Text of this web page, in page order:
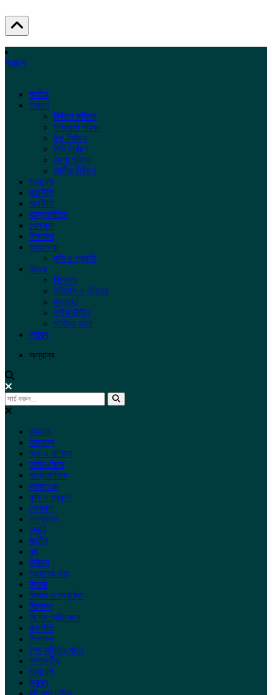
প্রচ্ছদ
জাতীয়
নির্বাচন
নির্বাচন কমিশন
উপজেলা পরিষদ
উপ-নির্বাচন
সিটি নির্বাচন
জেলা পরিষদ
জাতীয় নির্বাচন
সারাদেশ
রাজনীতি
অর্থনীতি
আন্তর্জাতিক
খেলাধুলা
শিক্ষাঙ্গন
আবহাওয়া
কৃষি ও প্রকৃতি
ফিচার
বিনোদন
ইতিহাস ও ঐতিহ্য
মুক্তমত
লাইফস্টাইল
সাহিত্য পাতা
স্বাস্থ্য
অন্যান্য
অনিয়ম
অন্যান্য
অর্থ ও বাণিজ্য
আইন-বিচার
আন্তর্জাতিক
আবহাওয়া
কৃষি ও প্রকৃতি
খেলাধুলা
গণমাধ্যম
চাকরি
জাতীয়
ধর্ম
নির্বাচন
প্রবাসের খবর
ফিচার
বিজ্ঞান ও প্রযুক্তি
বিনোদন
বিশেষ প্রতিবেদন
রাজনীতি
শিক্ষাঙ্গন
শেখ হাসিনার পতন
সম্পাদকীয়
সারাদেশ
স্বাস্থ্য